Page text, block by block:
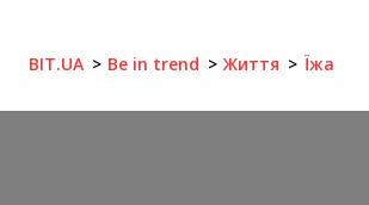
BIT.UA Be in trend Життя Їжа